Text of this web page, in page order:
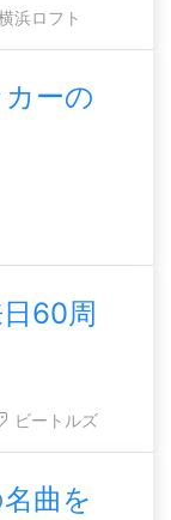
浜ロフト
ーの
60周
ビートルズ
曲を